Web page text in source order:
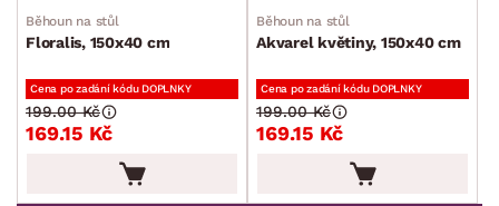
Velikonoce
BARVA
Běhoun na stůl
Floralis, 150x40 cm
Cena po zadání kódu DOPLNKY
169.15 Kč
199.00 Kč
Běhoun na stůl
Akvarel květiny, 150x40 cm
Cena po zadání kódu DOPLNKY
169.15 Kč
199.00 Kč